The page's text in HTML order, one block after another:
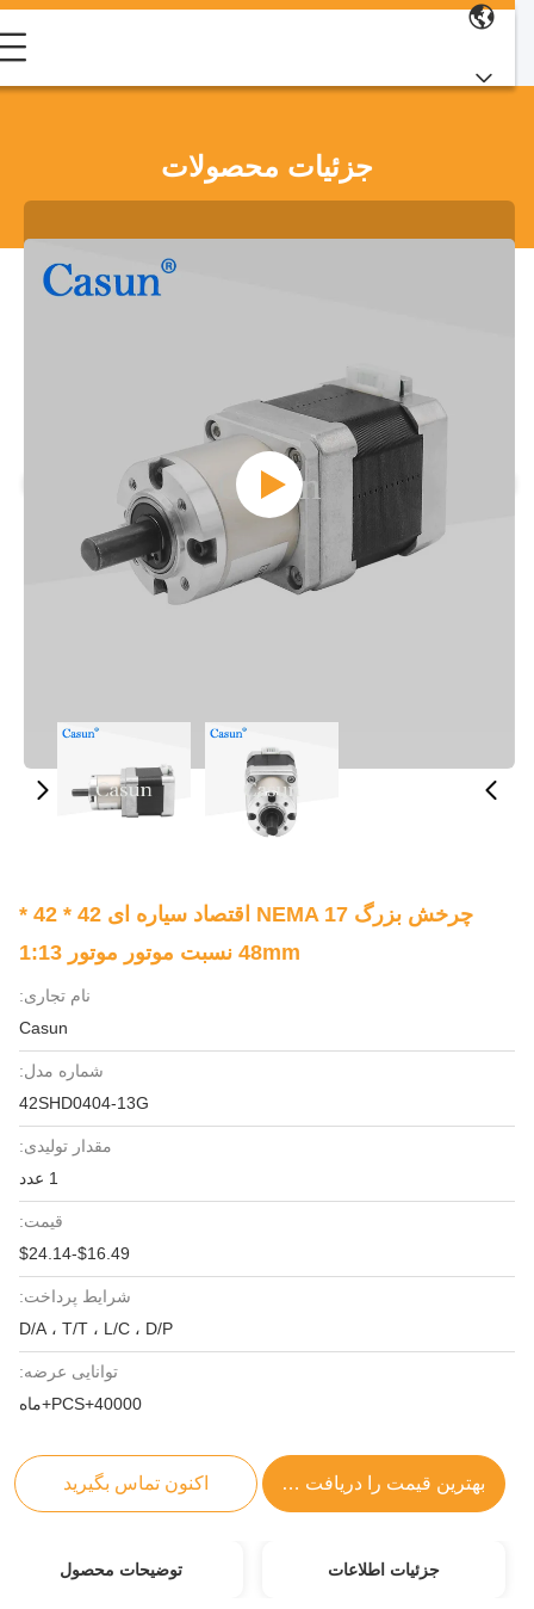
جزئیات محصولات
چرخش بزرگ NEMA 17 اقتصاد سیاره ای 42 * 42 *
48mm نسبت موتور موتور 1:13
نام تجاری:
Casun
شماره مدل:
42SHD0404-13G
مقدار تولیدی:
قیمت:
$16.49-$24.14
شرایط پرداخت:
D/A ، T/T ، L/C ، D/P
توانایی عرضه:
40000+PCS+ماه
بهترین قیمت را دریافت کنید اکنون تماس بگیرید
جزئیات اطلاعات توضیحات محصول